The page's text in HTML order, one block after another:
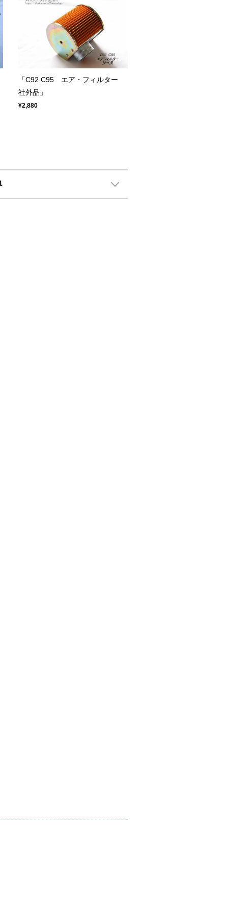
「C92 C95 エア・フィルター
社外品」
¥2,880